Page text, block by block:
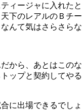
ィージャに入れたと
下のレアルのＢチー
んて気はさらさらな
から、あとはこのな
ップと契約してやる
に出場できるでしょ